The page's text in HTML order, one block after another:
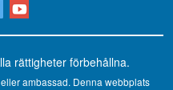
rättigheter förbehållna.
ambassad. Denna webbplats